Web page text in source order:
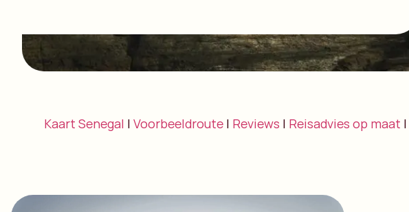
Kaart Senegal | Voorbeeldroute | Reviews | Reisadvies op maat |